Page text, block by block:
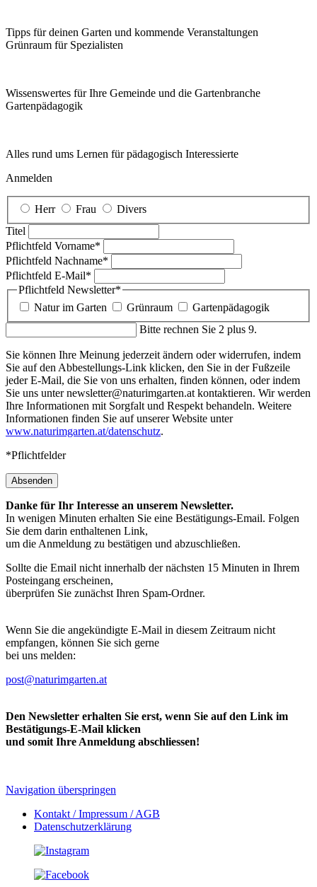
Tipps für deinen Garten und kommende Veranstaltungen
Grünraum für Spezialisten
Wissenswertes für Ihre Gemeinde und die Gartenbranche
Garten­pädagogik
Alles rund ums Lernen für pädagogisch Interessierte
Anmelden
Herr Frau
Divers
Titel
Pflichtfeld Vorname*
Pflichtfeld Nachname*
Pflichtfeld E-Mail*
Pflichtfeld Newsletter*
Natur im Garten
Grünraum
Gartenpädagogik
Bitte rechnen Sie 2 plus 9.
Sie können Ihre Meinung jederzeit ändern oder widerrufen, indem
Sie auf den Abbestellungs-Link klicken, den Sie in der Fußzeile
jeder E-Mail, die Sie von uns erhalten, finden können, oder indem
Sie uns unter newsletter@naturimgarten.at kontaktieren. Wir werden
Ihre Informationen mit Sorgfalt und Respekt behandeln. Weitere
Informationen finden Sie auf unserer Website unter
www.naturimgarten.at/datenschutz.
*Pflichtfelder
Absenden
Danke für Ihr Interesse an unserem Newsletter.
In wenigen Minuten erhalten Sie eine Bestätigungs-Email. Folgen
Sie dem darin enthaltenen Link,
um die Anmeldung zu bestätigen und abzuschließen.
Sollte die Email nicht innerhalb der nächsten 15 Minuten in Ihrem
Posteingang erscheinen,
überprüfen Sie zunächst Ihren Spam-Ordner.
Wenn Sie die angekündigte E-Mail in diesem Zeitraum nicht
empfangen, können Sie sich gerne
bei uns melden:
post@naturimgarten.at
Den Newsletter erhalten Sie erst, wenn Sie auf den Link im
Bestätigungs-E-Mail klicken
und somit Ihre Anmeldung abschliessen!
Navigation überspringen
Kontakt / Impressum / AGB
Datenschutzerklärung